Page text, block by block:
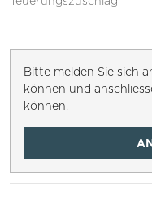
Bitte melden Sie sich
können und
können.